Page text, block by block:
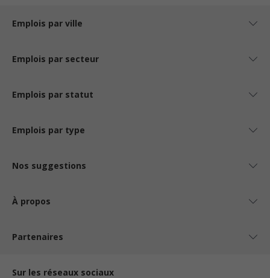
Emplois par ville
Emplois par secteur
Emplois par statut
Emplois par type
Nos suggestions
À propos
Partenaires
Sur les réseaux sociaux